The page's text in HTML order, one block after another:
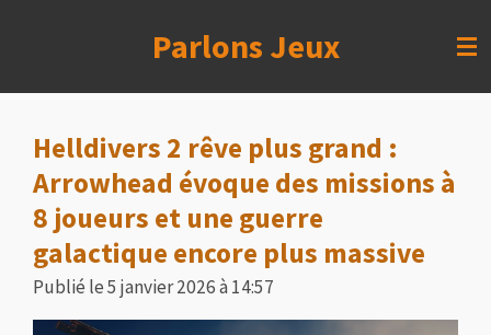
Parlons Jeux
Helldivers 2 rêve plus grand :
Arrowhead évoque des missions à
8 joueurs et une guerre
galactique encore plus massive
Publié le 5 janvier 2026 à 14:57